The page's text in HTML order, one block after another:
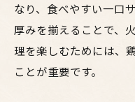
なり、食べやすい一口
厚みを揃えることで、
理を楽しむためには、
ことが重要です。